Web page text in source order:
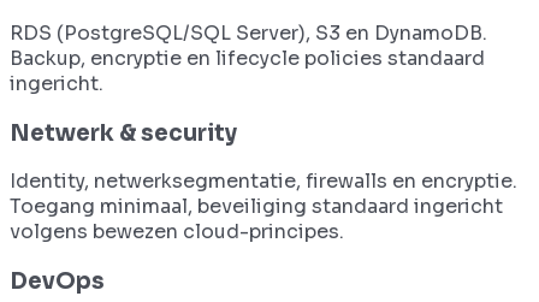
RDS (PostgreSQL/SQL Server), S3 en DynamoDB.
Backup, encryptie en lifecycle policies standaard
ingericht.
Netwerk & security
Identity, netwerksegmentatie, firewalls en encryptie.
Toegang minimaal, beveiliging standaard ingericht
volgens bewezen cloud-principes.
DevOps